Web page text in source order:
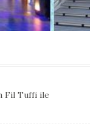
Fil Tuffi ile